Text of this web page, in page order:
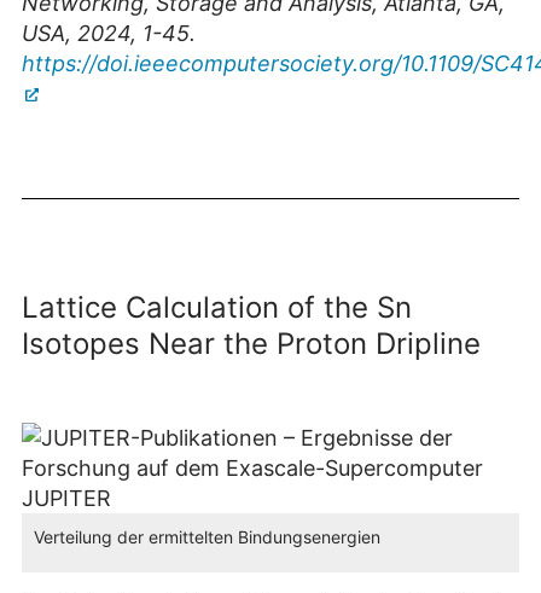
USA, 2024, 1-45.
https://doi.ieeecomputersociety.org/10.1109/
Lattice Calculation of the Sn
Isotopes Near the Proton Dripline
Verteilung der ermittelten Bindungsenergien